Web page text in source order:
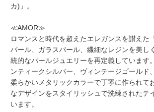
カ)」。
≪AMOR≫
ロマンスと時代を超えたエレガンスを讃えた
パール、ガラスパール、繊細なレジンを美し
統的なパールジュエリーを再定義しています
ンティークシルバー、ヴィンテージゴールド
柔らかいメタリックカラーで丁寧に作られて
なデザインをスタイリッシュで洗練されたテ
います。